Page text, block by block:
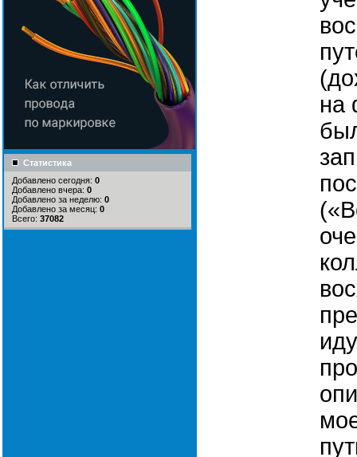
Статистика
Добавлено сегодня: 0
Добавлено вчера: 0
Добавлено за неделю: 0
Добавлено за месяц: 0
Всего: 37082
на